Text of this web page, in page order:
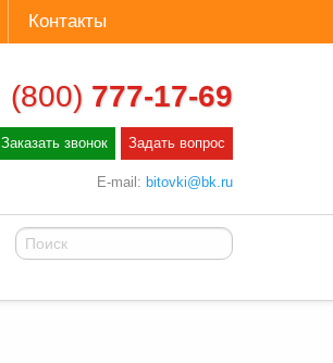
Контакты
(800) 777-17-69
Заказать звонок Задать вопрос
E-mail: bitovki@bk.ru